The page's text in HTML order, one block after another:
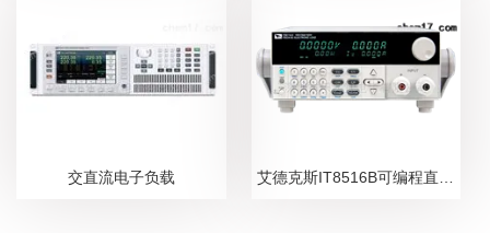
交直流电子负载